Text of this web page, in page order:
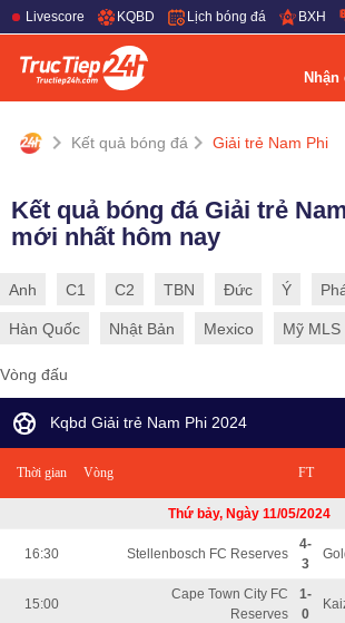
Livescore KQBD Lịch bóng đá BXH
Kết quả bóng đá Giải trẻ Nam Phi
Kết quả bóng đá Giải trẻ
mới nhất hôm nay
Anh C1 C2 TBN Đức Ý
Hàn Quốc Nhật Bản Mexico Mỹ MLS
Vòng đấu
Kqbd Giải trẻ Nam Phi 2024
Thời gian Vòng FT
Thứ bảy, Ngày 11/05/2024
16:30 Stellenbosch FC Reserves
4-
3
15:00
Cape Town City FC
Reserves
1-
0